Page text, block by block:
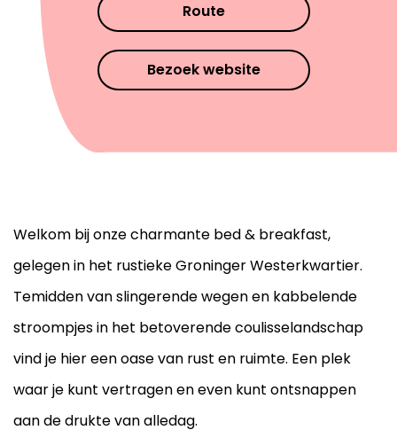
Route
Bezoek website
Welkom bij onze charmante bed & breakfast,
gelegen in het rustieke Groninger Westerkwartier.
Temidden van slingerende wegen en kabbelende
stroompjes in het betoverende coulisselandschap
vind je hier een oase van rust en ruimte. Een plek
waar je kunt vertragen en even kunt ontsnappen
aan de drukte van alledag.